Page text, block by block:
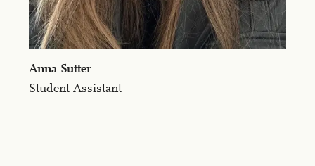
An­na Sut­ter
Student Assistant